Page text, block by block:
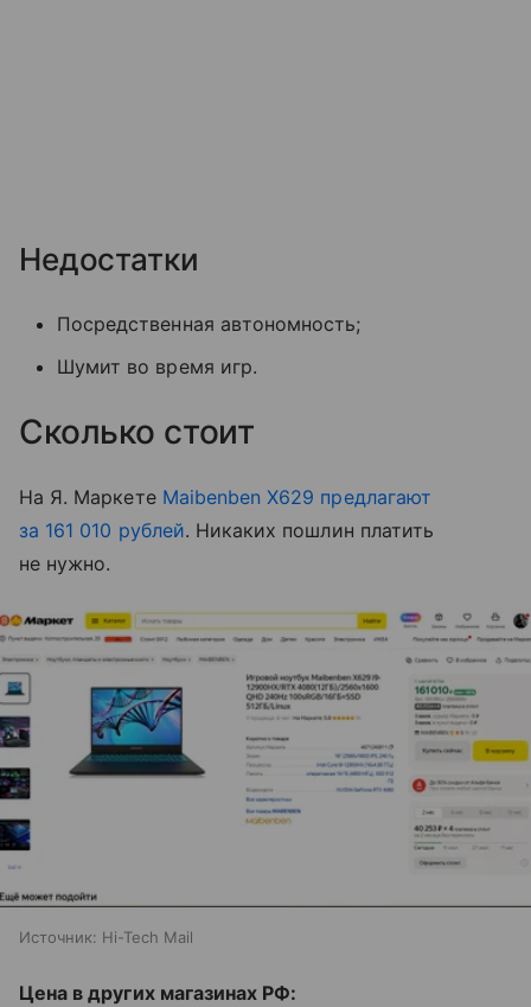
Недостатки
Посредственная автономность;
Шумит во время игр.
Сколько стоит
На Я. Маркете Maibenben X629 предлагают
за 161 010 рублей. Никаких пошлин платить
не нужно.
Источник: Hi-Tech Mail
Цена в других магазинах РФ: